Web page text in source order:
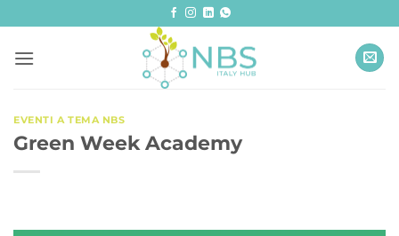
contenuti
EVENTI A TEMA NBS
Green Week Academy